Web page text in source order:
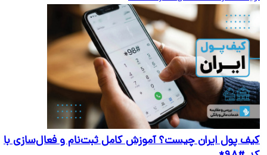
پول ایران چیست؟ آموزش کامل ثبت‌نام و فعال‌سازی با